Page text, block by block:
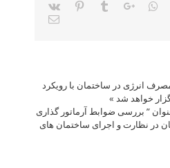
Whatsapp
Google+
Tumblr
Pinterest
Vk
Email
انرژی در ساختمان با رویکرد
خواهد شد »
” بررسی ضوابط آرماتور گذاری
در نظارت و اجرای ساختمان های